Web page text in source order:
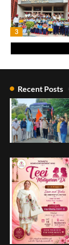
3
4
3
4
1
2
Recent Posts